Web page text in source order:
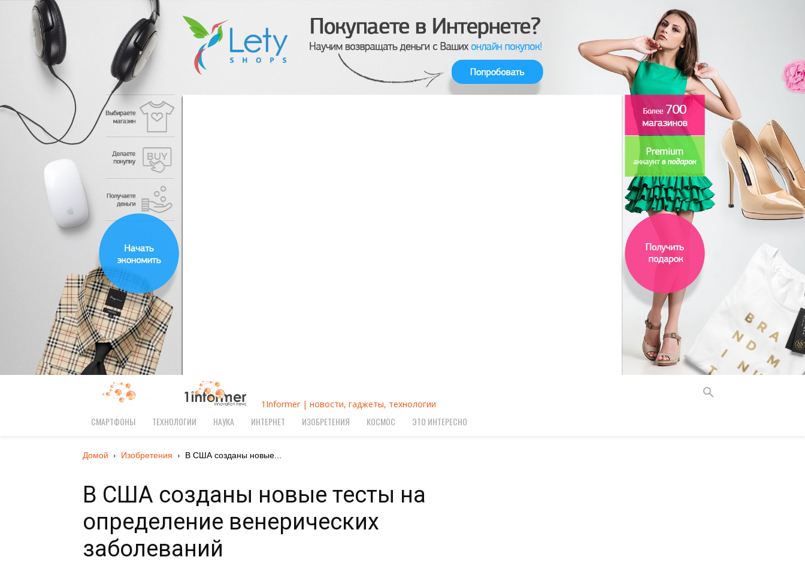
1Informer | новости, гаджеты, технологии
СМАРТФОНЫ ТЕХНОЛОГИИ НАУКА ИНТЕРНЕТ ИЗОБРЕТЕНИЯ КОСМОС ЭТО ИНТЕРЕСНО
Домой Изобретения В США созданы новые...
В США созданы новые тесты на
определение венерических
заболеваний